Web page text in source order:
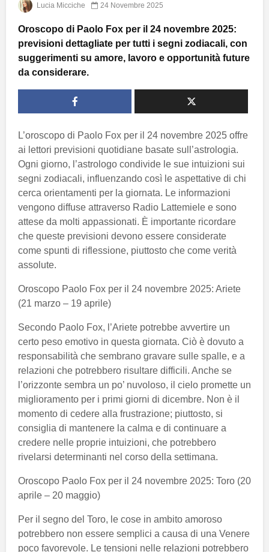
Lucia Micciche 24 Novembre 2025
Oroscopo di Paolo Fox per il 24 novembre 2025:
previsioni dettagliate per tutti i segni zodiacali, con
suggerimenti su amore, lavoro e opportunità future
da considerare.
L’oroscopo di Paolo Fox per il 24 novembre 2025 offre
ai lettori previsioni quotidiane basate sull’astrologia.
Ogni giorno, l’astrologo condivide le sue intuizioni sui
segni zodiacali, influenzando così le aspettative di chi
cerca orientamenti per la giornata. Le informazioni
vengono diffuse attraverso Radio Lattemiele e sono
attese da molti appassionati. È importante ricordare
che queste previsioni devono essere considerate
come spunti di riflessione, piuttosto che come verità
assolute.
Oroscopo Paolo Fox per il 24 novembre 2025: Ariete
(21 marzo – 19 aprile)
Secondo Paolo Fox, l’Ariete potrebbe avvertire un
certo peso emotivo in questa giornata. Ciò è dovuto a
responsabilità che sembrano gravare sulle spalle, e a
relazioni che potrebbero risultare difficili. Anche se
l’orizzonte sembra un po’ nuvoloso, il cielo promette un
miglioramento per i primi giorni di dicembre. Non è il
momento di cedere alla frustrazione; piuttosto, si
consiglia di mantenere la calma e di continuare a
credere nelle proprie intuizioni, che potrebbero
rivelarsi determinanti nel corso della settimana.
Oroscopo Paolo Fox per il 24 novembre 2025: Toro (20
aprile – 20 maggio)
Per il segno del Toro, le cose in ambito amoroso
potrebbero non essere semplici a causa di una Venere
poco favorevole. Le tensioni nelle relazioni potrebbero